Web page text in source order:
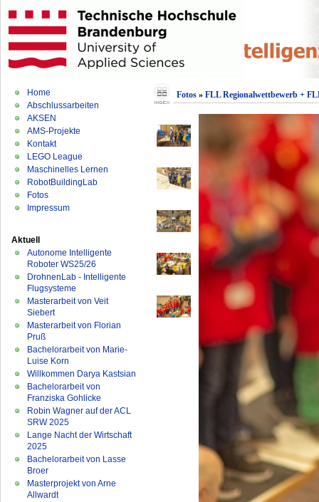
Home
Abschlussarbeiten
AKSEN
AMS-Projekte
Kontakt
LEGO League
Maschinelles Lernen
RobotBuildingLab
Fotos
Impressum
Aktuell
Autonome Intelligente
Roboter WS25/26
DrohnenLab - Intelligente
Flugsysteme
Masterarbeit von Veit
Siebert
Masterarbeit von Florian
Pruß
Bachelorarbeit von Marie-
Luise Korn
Willkommen Darya Kastsian
Bachelorarbeit von
Franziska Gohlicke
Robin Wagner auf der ACL
SRW 2025
Lange Nacht der Wirtschaft
2025
Bachelorarbeit von Lasse
Broer
Masterprojekt von Arne
Allwardt
Fotos» FLL Regionalwettbewerb +